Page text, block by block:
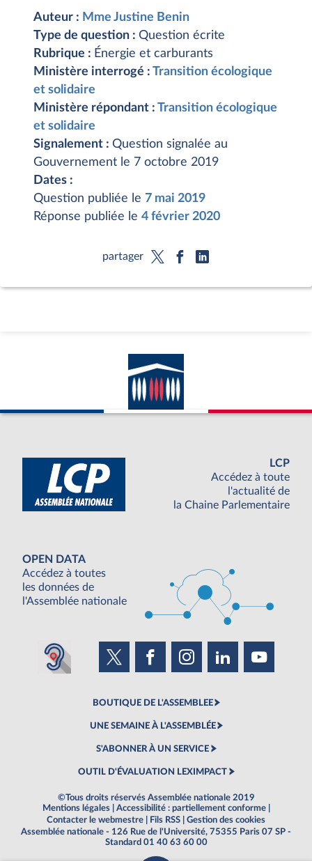
Auteur : Mme Justine Benin
Type de question : Question écrite
Rubrique : Énergie et carburants
Ministère interrogé : Transition écologique
et solidaire
Ministère répondant : Transition écologique
et solidaire
Signalement : Question signalée au
Gouvernement le 7 octobre 2019
Dates :
Question publiée le 7 mai 2019
Réponse publiée le 4 février 2020
partager
LCP
Accédez à toute
l'actualité de
la Chaine Parlementaire
OPEN DATA
Accédez à toutes
les données de
l'Assemblée nationale
BOUTIQUE DE L'ASSEMBLEE
UNE SEMAINE À L'ASSEMBLÉE
S'ABONNER À UN SERVICE
OUTIL D'ÉVALUATION LEXIMPACT
©Tous droits réservés Assemblée nationale 2019
Mentions légales
Accessibilité : partiellement conforme
Contacter le webmestre
Fils RSS
Gestion des cookies
Assemblée nationale - 126 Rue de l'Université, 75355 Paris 07 SP -
Standard 01 40 63 60 00